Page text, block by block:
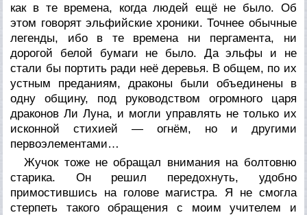
как в те времена, когда людей ещё не было. Об
этом говорят эльфийские хроники. Точнее обычные
легенды, ибо в те времена ни пергамента, ни
дорогой белой бумаги не было. Да эльфы и не
стали бы портить ради неё деревья. В общем, по их
устным преданиям, драконы были объединены в
одну общину, под руководством огромного царя
драконов Ли Луна, и могли управлять не только их
исконной стихией — огнём, но и другими
первоэлементами…
Жучок тоже не обращал внимания на болтовню
старика. Он решил передохнуть, удобно
примостившись на голове магистра. Я не смогла
стерпеть такого обращения с моим учителем и